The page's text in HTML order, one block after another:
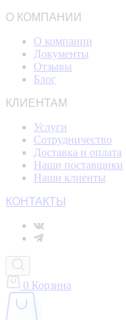
О КОМПАНИИ
О компании
Документы
Отзывы
Блог
КЛИЕНТАМ
Услуги
Сотрудничество
Доставка и оплата
Наши поставщики
Наши клиенты
КОНТАКТЫ
0 Корзина